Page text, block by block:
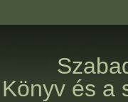
Könyv és a